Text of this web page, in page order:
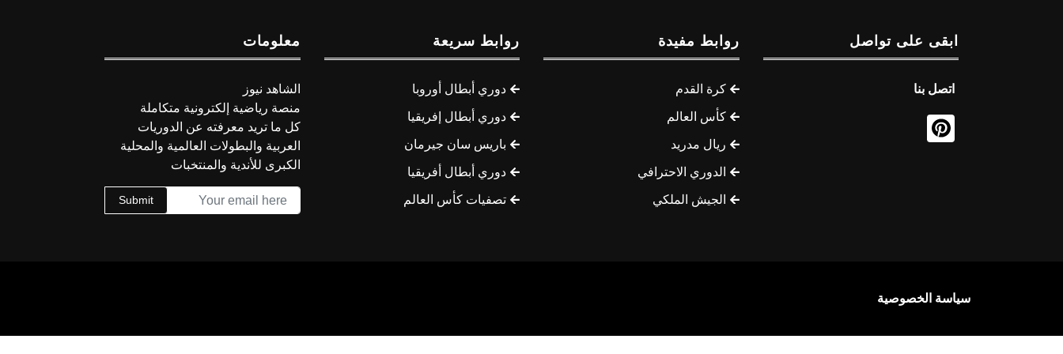
ابقى على تواصل
اتصل بنا
روابط مفيدة
كرة القدم
كأس العالم
ريال مدريد
الدوري الاحترافي
الجيش الملكي
روابط سريعة
دوري أبطال أوروبا
دوري أبطال إفريقيا
باريس سان جيرمان
دوري أبطال أفريقيا
تصفيات كأس العالم
معلومات
الشاهد نيوز
منصة رياضية إلكترونية متكاملة
كل ما تريد معرفته عن الدوريات
العربية والبطولات العالمية والمحلية
الكبرى للأندية والمنتخبات
Submit
سياسة الخصوصية